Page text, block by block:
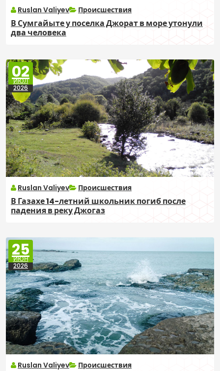
Ruslan Valiyev Происшествия
В Сумгайыте у поселка Джорат в море утонули
два человека
02
ИЮЛ
2026
Ruslan Valiyev Происшествия
В Газахе 14-летний школьник погиб после
падения в реку Джогаз
25
ИЮН
2026
Ruslan Valiyev Происшествия